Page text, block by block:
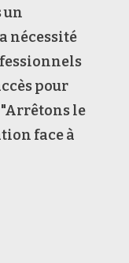
un
nécessité
pour
le
face à